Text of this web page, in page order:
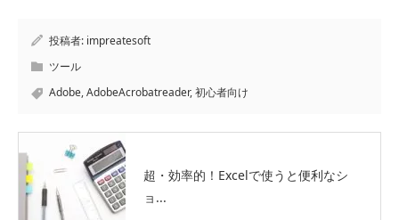
投稿者: impreatesoft
ツール
Adobe,AdobeAcrobatreader,初心者向け
超・効率的！Excelで使うと便利なシ
ョ...